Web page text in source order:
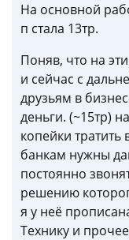
На основной
п стала 13тр.
Поняв, что на
и сейчас с
друзьям в
деньги. (~15тр)
копейки
банкам нужны
постоянно
решению
я у неё
Технику и